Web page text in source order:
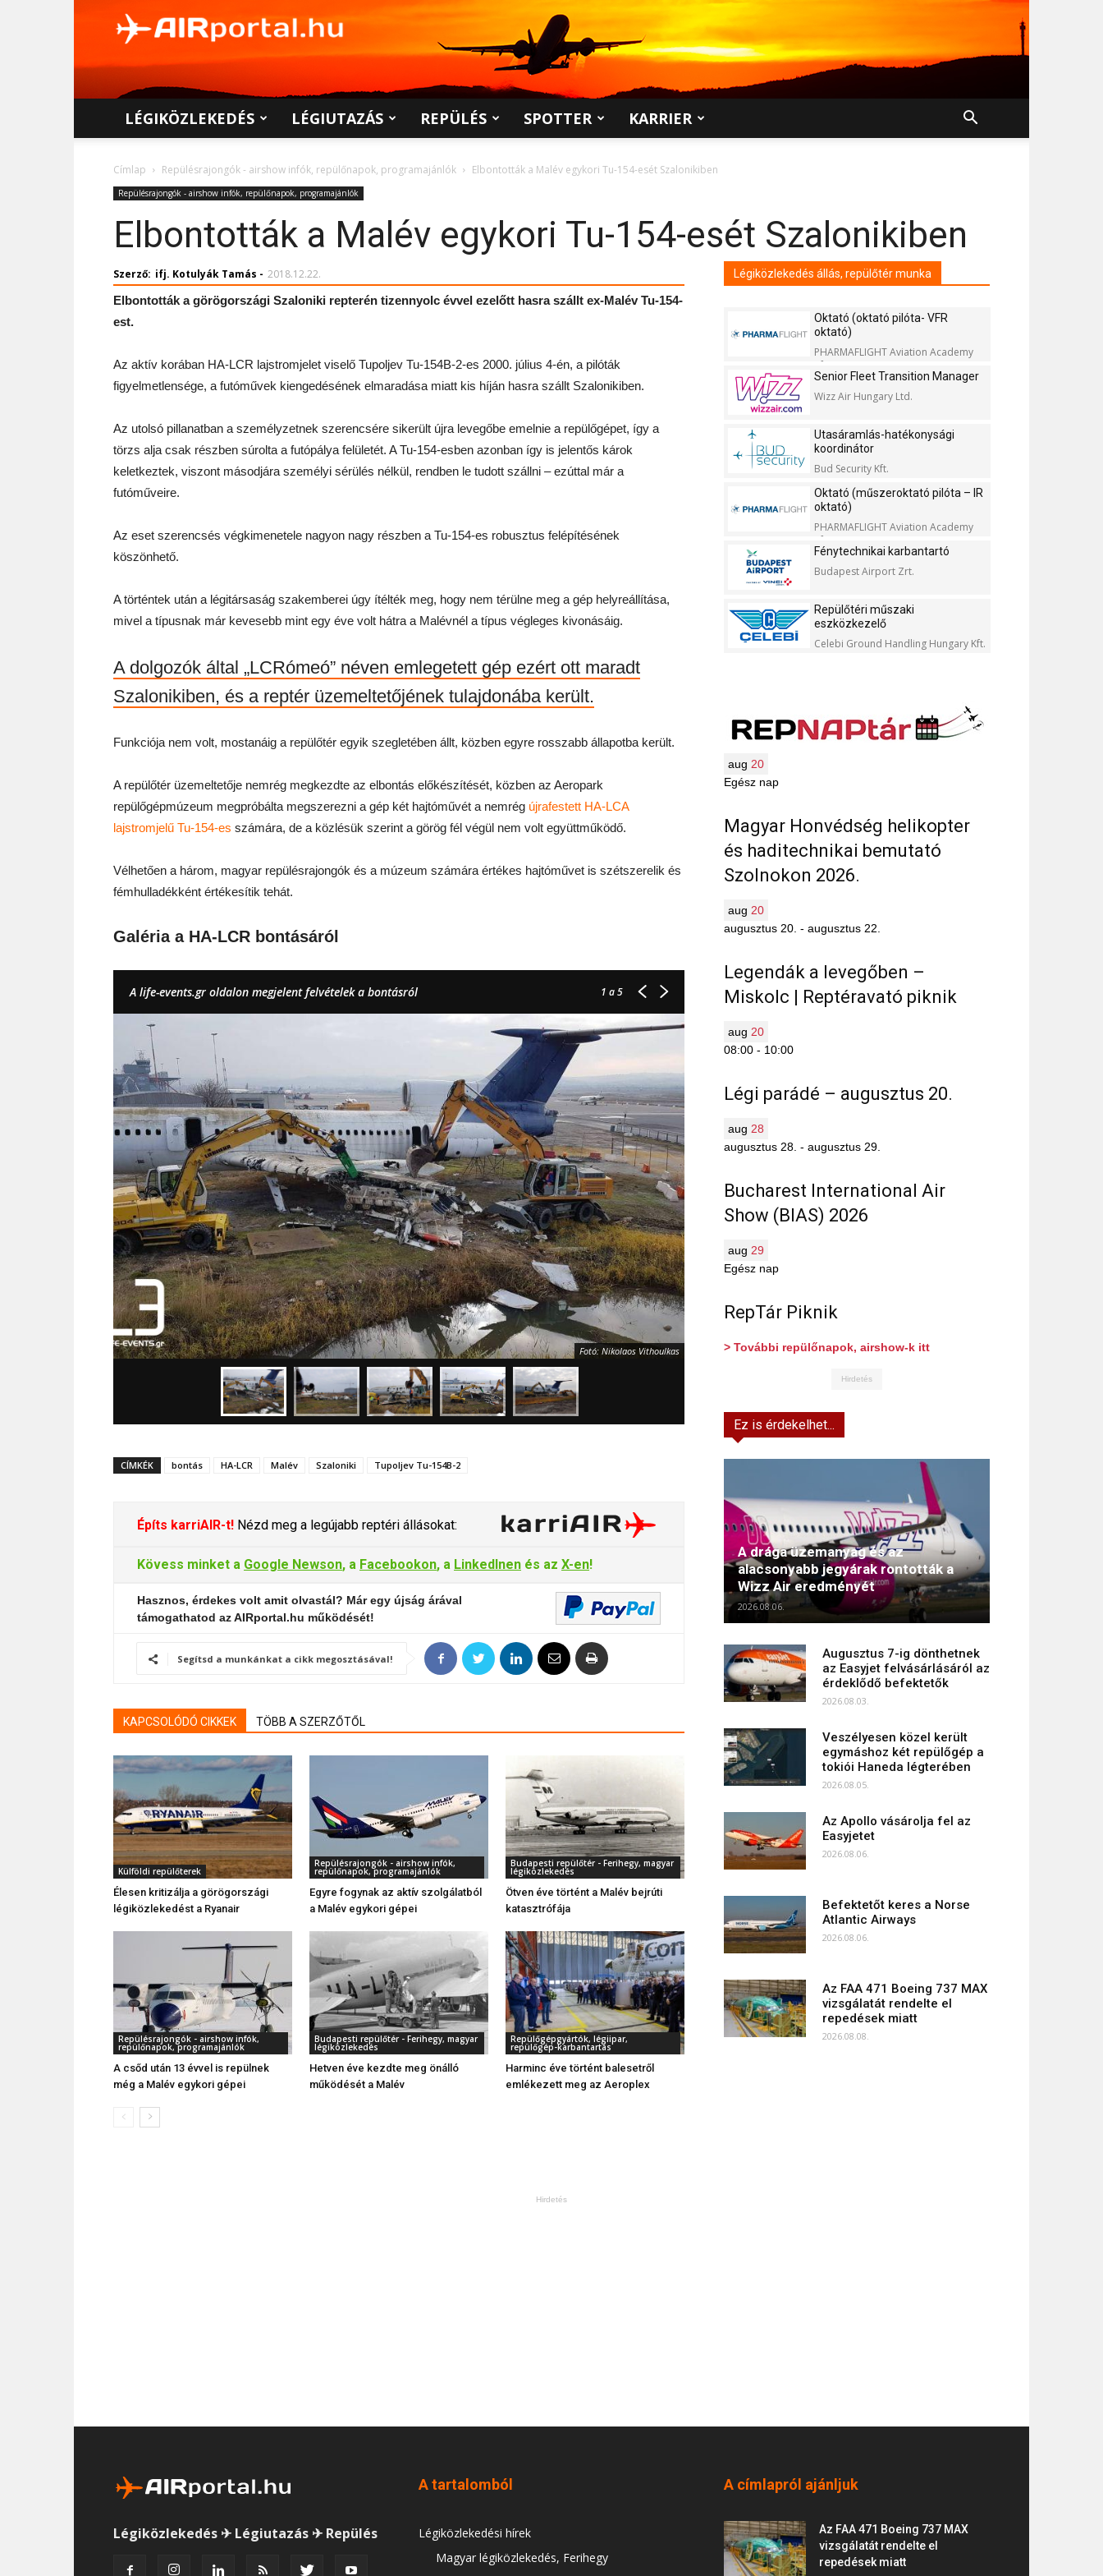
LÉGIKÖZLEKEDÉS LÉGIUTAZÁS REPÜLÉS SPOTTER KARRIER
Címlap Repülésrajongók - airshow infók, repülőnapok, programajánlók Elbontották a Malév egykori Tu-154-esét Szalonikiben
Repülésrajongók - airshow infók, repülőnapok, programajánlók
Elbontották a Malév egykori Tu-154-esét Szalonikiben
Szerző: ifj. Kotulyák Tamás - 2018.12.22.
Elbontották a görögországi Szaloniki repterén tizennyolc évvel ezelőtt hasra szállt ex-Malév Tu-154-
est.
Az aktív korában HA-LCR lajstromjelet viselő Tupoljev Tu-154B-2-es 2000. július 4-én, a pilóták
figyelmetlensége, a futóművek kiengedésének elmaradása miatt kis híján hasra szállt Szalonikiben.
Az utolsó pillanatban a személyzetnek szerencsére sikerült újra levegőbe emelnie a repülőgépet, így a
törzs alja csak részben súrolta a futópálya felületét. A Tu-154-esben azonban így is jelentős károk
keletkeztek, viszont másodjára személyi sérülés nélkül, rendben le tudott szállni – ezúttal már a
futóműveire.
Az eset szerencsés végkimenetele nagyon nagy részben a Tu-154-es robusztus felépítésének
köszönhető.
A történtek után a légitársaság szakemberei úgy ítélték meg, hogy nem térülne meg a gép helyreállítása,
mivel a típusnak már kevesebb mint egy éve volt hátra a Malévnél a típus végleges kivonásáig.
A dolgozók által „LCRómeó” néven emlegetett gép ezért ott maradt
Szalonikiben, és a reptér üzemeltetőjének tulajdonába került.
Funkciója nem volt, mostanáig a repülőtér egyik szegletében állt, közben egyre rosszabb állapotba került.
A repülőtér üzemeltetője nemrég megkezdte az elbontás előkészítését, közben az Aeropark
repülőgépmúzeum megpróbálta megszerezni a gép két hajtóművét a nemrég újrafestett HA-LCA
lajstromjelű Tu-154-es számára, de a közlésük szerint a görög fél végül nem volt együttműködő.
Vélhetően a három, magyar repülésrajongók és a múzeum számára értékes hajtóművet is szétszerelik és
fémhulladékként értékesítik tehát.
Galéria a HA-LCR bontásáról
A life-events.gr oldalon megjelent felvételek a bontásról 1 a 5
Fotó: Nikolaos Vithoulkas
CÍMKÉK bontás HA-LCR Malév Szaloniki Tupoljev Tu-154B-2
Építs karriAIR-t! Nézd meg a legújabb reptéri állásokat:
Kövess minket a Google Newson, a Facebookon, a LinkedInen és az X-en!
Hasznos, érdekes volt amit olvastál? Már egy újság árával
támogathatod az AIRportal.hu működését!
Segítsd a munkánkat a cikk megosztásával!
KAPCSOLÓDÓ CIKKEK TÖBB A SZERZŐTŐL
Külföldi repülőterek
Élesen kritizálja a görögországi
légiközlekedést a Ryanair
Repülésrajongók - airshow infók,
repülőnapok, programajánlók
Egyre fogynak az aktív szolgálatból
a Malév egykori gépei
Budapesti repülőtér - Ferihegy, magyar
légiközlekedés
Ötven éve történt a Malév bejrúti
katasztrófája
Repülésrajongók - airshow infók,
repülőnapok, programajánlók
A csőd után 13 évvel is repülnek
még a Malév egykori gépei
Budapesti repülőtér - Ferihegy, magyar
légiközlekedés
Hetven éve kezdte meg önálló
működését a Malév
Repülőgépgyártók, légiipar,
repülőgép-karbantartás
Harminc éve történt balesetről
emlékezett meg az Aeroplex
Légiközlekedés állás, repülőtér munka
Oktató (oktató pilóta- VFR
oktató)
PHARMAFLIGHT Aviation Academy
Kft.
Senior Fleet Transition Manager
Wizz Air Hungary Ltd.
Utasáramlás-hatékonysági
koordinátor
Bud Security Kft.
Oktató (műszeroktató pilóta – IR
oktató)
PHARMAFLIGHT Aviation Academy
Kft.
Fénytechnikai karbantartó
Budapest Airport Zrt.
Repülőtéri műszaki
eszközkezelő
Celebi Ground Handling Hungary Kft.
aug 20
Egész nap
Magyar Honvédség helikopter
és haditechnikai bemutató
Szolnokon 2026.
aug 20
augusztus 20. - augusztus 22.
Legendák a levegőben –
Miskolc | Reptéravató piknik
aug 20
08:00 - 10:00
Légi parádé – augusztus 20.
aug 28
augusztus 28. - augusztus 29.
Bucharest International Air
Show (BIAS) 2026
aug 29
Egész nap
RepTár Piknik
> További repülőnapok, airshow-k itt
Hirdetés
Ez is érdekelhet...
A drága üzemanyag és az
alacsonyabb jegyárak rontották a
Wizz Air eredményét
2026.08.06.
Augusztus 7-ig dönthetnek
az Easyjet felvásárlásáról az
érdeklődő befektetők
2026.08.03.
Veszélyesen közel került
egymáshoz két repülőgép a
tokiói Haneda légterében
2026.08.05.
Az Apollo vásárolja fel az
Easyjetet
2026.08.06.
Befektetőt keres a Norse
Atlantic Airways
2026.08.06.
Az FAA 471 Boeing 737 MAX
vizsgálatát rendelte el
repedések miatt
2026.08.08.
Hirdetés
Légiközlekedés ✈ Légiutazás ✈ Repülés
A tartalomból
Légiközlekedési hírek
Magyar légiközlekedés, Ferihegy
A címlapról ajánljuk
Az FAA 471 Boeing 737 MAX
vizsgálatát rendelte el
repedések miatt